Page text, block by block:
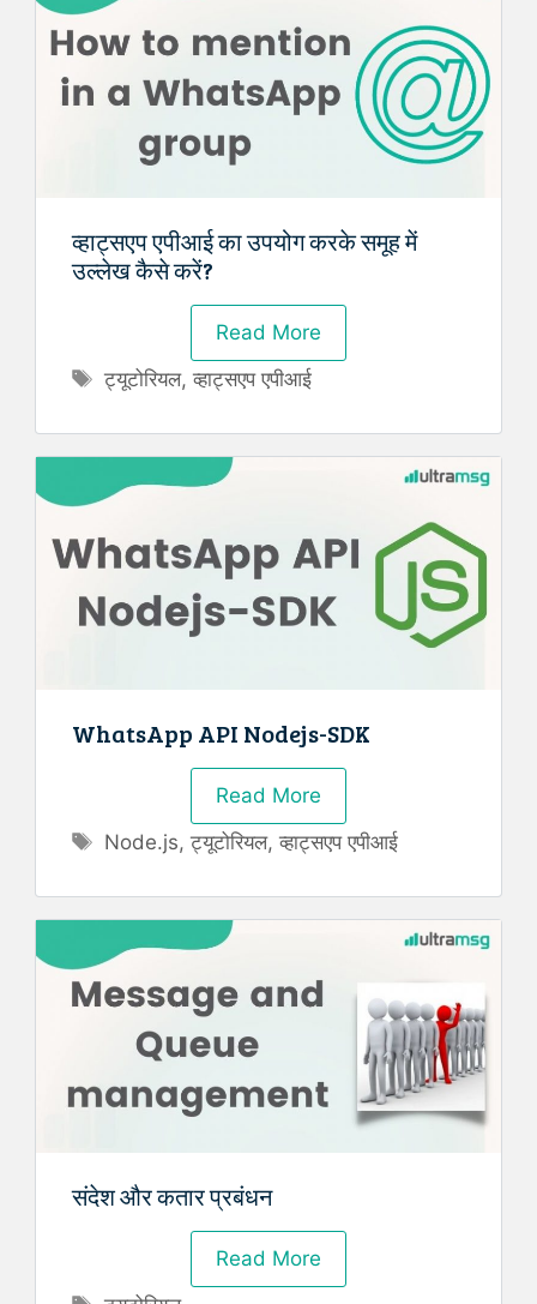
व्हाट्सएप एपीआई का उपयोग करके समूह में
उल्लेख कैसे करें?
Read More
Tags
ट्यूटोरियल,व्हाट्सएप एपीआई
WhatsApp API Nodejs-SDK
Read More
Tags
Node.js,ट्यूटोरियल,व्हाट्सएप एपीआई
संदेश और कतार प्रबंधन
Read More